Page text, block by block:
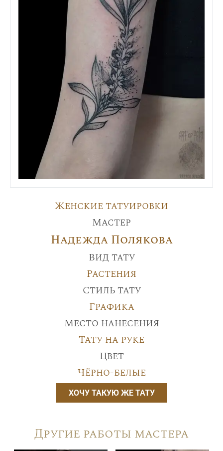
Женские татуировки
Мастер
Надежда Полякова
Вид тату
Растения
Стиль тату
Графика
Место нанесения
Тату на руке
Цвет
Чёрно-белые
ХОЧУ ТАКУЮ ЖЕ ТАТУ
Другие работы мастера